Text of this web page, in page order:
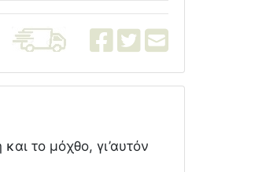
το μόχθο, γι’αυτόν